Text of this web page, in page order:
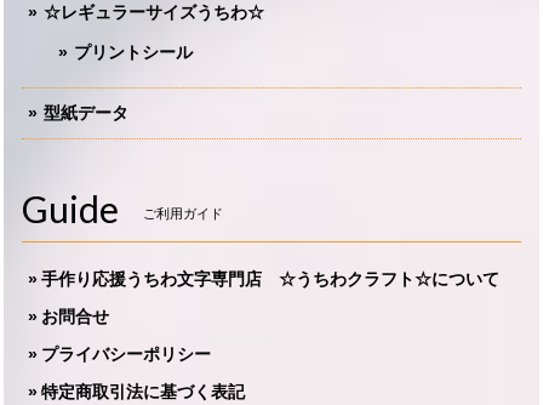
☆レギュラーサイズうちわ☆
プリントシール
型紙データ
Guide ご利用ガイド
手作り応援うちわ文字専門店 ☆うちわクラフト☆について
お問合せ
プライバシーポリシー
特定商取引法に基づく表記